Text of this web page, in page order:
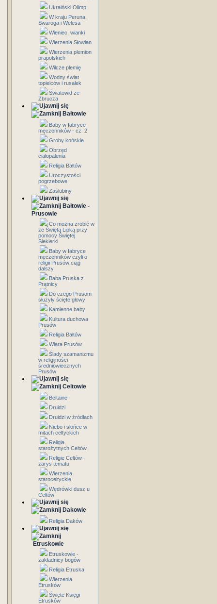
Ukraiński Olimp
W kraju Peruna,
Swaroga i Welesa
Wieniec, wianki
Wierzenia Słowian
Wierzenia plemion
prapolskich
Wilcze plemię
Wodny świat
topielców i rusałek
Światowid ze
Zbrucza
Bałtowie
Baby w fabryce
męczenników - cz. 2
Groby końskie
Obrzęd
ciałopalenia
Religia Bałtów
Uroczystości
pogrzebowe
Zaślubiny
Bałtowie -
Prusowie
Co można zrobić w
ze Świętą Lipką przy
pomocy Świętej
Siekierki
Baby w fabryce
męczenników czyli o
religii Prusów ciąg
dalszy
Baba Pruska z
Prątnicy
Do czego Prusom
służyły ścięte głowy
Kamienne baby
Kultura duchowa
Prusów
Religia Bałtów
Wiara Prusów
Ślady szamanizmu
w religijności
średniowiecznych
Prusów
Celtowie
Beltaine
Druidzi
Druidzi w źródłach
Niebo i słońce w
mitach celtyckich
Religia
starożytnych Celtów
Religie Celtów -
zarys tematu
Wierzenia
staroceltyckie
Wędrówki dusz u
Celtów
Dakowie
Religia Daków
Etruskowie
Etruskowie -
zakładnicy bogów
Religia Etruska
Wierzenia
Etrusków
Święte Księgi
Etrusków